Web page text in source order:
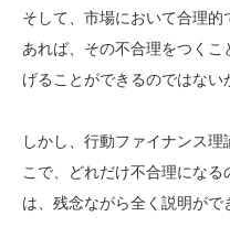
そして、市場において合理
あれば、その不合理をつく
げることができるのではない
しかし、行動ファイナンス
こで、どれだけ不合理にな
は、残念ながら全く説明がで